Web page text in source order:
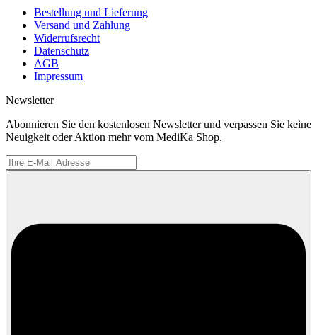
Bestellung und Lieferung
Versand und Zahlung
Widerrufsrecht
Datenschutz
AGB
Impressum
Newsletter
Abonnieren Sie den kostenlosen Newsletter und verpassen Sie keine
Neuigkeit oder Aktion mehr vom MediKa Shop.